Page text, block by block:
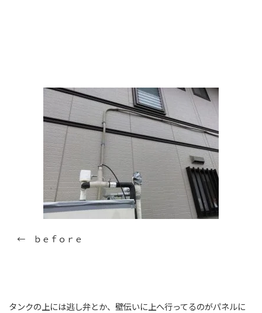
← ｂｅｆｏｒｅ
タンクの上には逃し弁とか、壁伝いに上へ行ってるのがパネルに